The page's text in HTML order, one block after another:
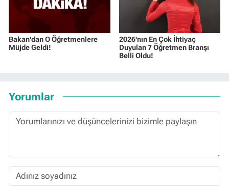
Bakan'dan O Öğretmenlere
Müjde Geldi!
2026'nın En Çok İhtiyaç
Duyulan 7 Öğretmen Branşı
Belli Oldu!
Yorumlar